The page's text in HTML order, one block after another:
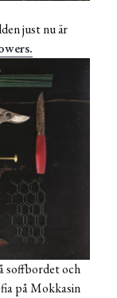
just nu är
soffbordet och
på Mokkasin